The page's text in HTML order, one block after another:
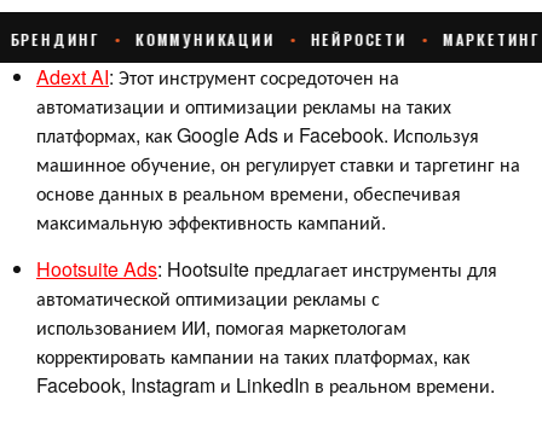
Adext AI: Этот инструмент сосредоточен на
автоматизации и оптимизации рекламы на таких
платформах, как Google Ads и Facebook. Используя
машинное обучение, он регулирует ставки и таргетинг на
основе данных в реальном времени, обеспечивая
максимальную эффективность кампаний.
Hootsuite Ads: Hootsuite предлагает инструменты для
автоматической оптимизации рекламы с
использованием ИИ, помогая маркетологам
корректировать кампании на таких платформах, как
Facebook, Instagram и LinkedIn в реальном времени.